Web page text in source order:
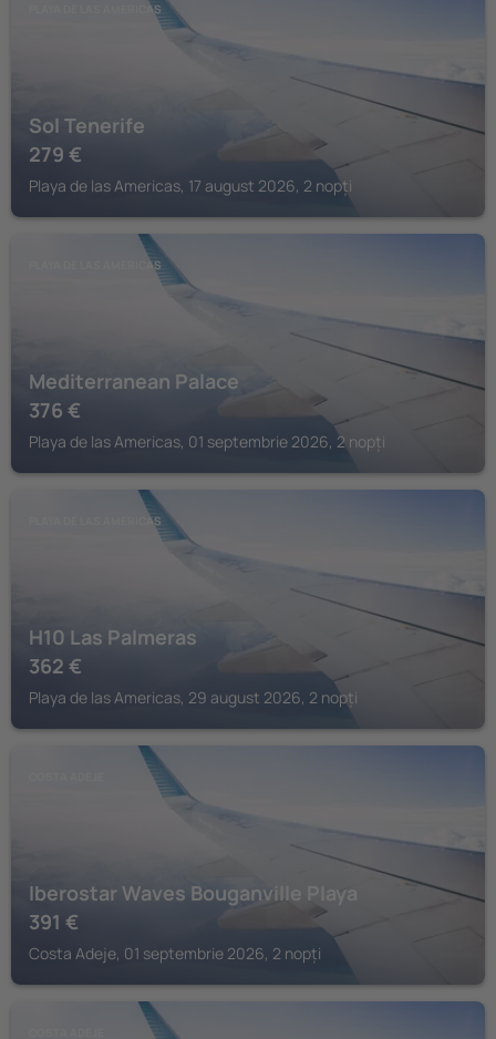
PLAYA DE LAS AMERICAS
Sol Tenerife
279 €
Playa de las Americas, 17 august 2026, 2 nopți
PLAYA DE LAS AMERICAS
Mediterranean Palace
376 €
Playa de las Americas, 01 septembrie 2026, 2 nopți
PLAYA DE LAS AMERICAS
H10 Las Palmeras
362 €
Playa de las Americas, 29 august 2026, 2 nopți
Iberostar Waves Bouganville Playa
391 €
Costa Adeje, 01 septembrie 2026, 2 nopți